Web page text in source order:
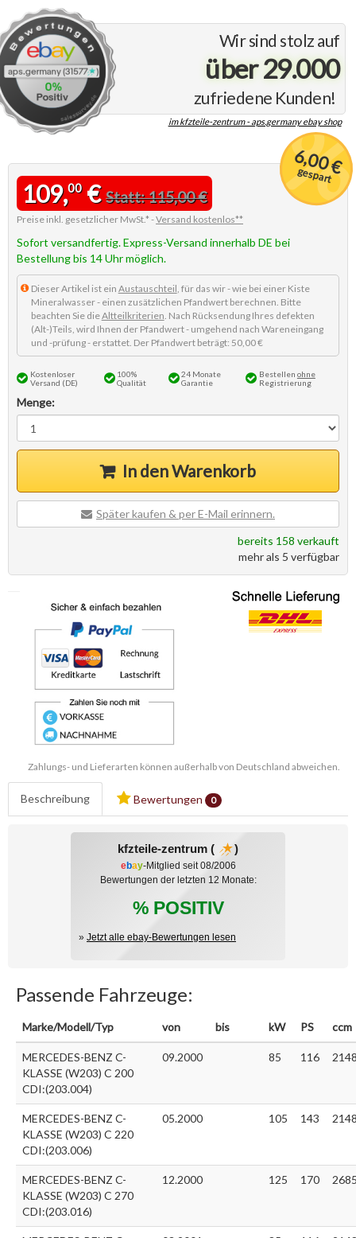
Wir sind stolz auf
über 29.000
zufriedene Kunden!
im kfzteile-zentrum - aps.germany ebay shop
6,00 €
gespart
109,00€Statt: 115,00 €
Preise inkl. gesetzlicher MwSt.* -Versand kostenlos**
Sofort versandfertig. Express-Versand innerhalb DE bei
Bestellung bis 14 Uhr möglich.
Dieser Artikel ist ein Austauschteil, für das wir - wie bei einer Kiste
Mineralwasser - einen zusätzlichen Pfandwert berechnen. Bitte
beachten Sie dieAltteilkriterien. Nach Rücksendung Ihres defekten
(Alt-)Teils, wird Ihnen der Pfandwert - umgehend nach Wareneingang
und -prüfung - erstattet. Der Pfandwert beträgt: 50,00 €
Kostenloser
Versand (DE)
100%
Qualität
24 Monate
Garantie
Bestellen ohne
Registrierung
Menge:
In den Warenkorb
Später kaufen & per E-Mail erinnern.
bereits 158 verkauft
mehr als 5 verfügbar
Zahlungs- und Lieferarten können außerhalb von Deutschland abweichen.
Beschreibung Bewertungen 0
kfzteile-zentrum ( )
ebay-Mitglied seit 08/2006
Bewertungen der letzten 12 Monate:
% POSITIV
» Jetzt alle ebay-Bewertungen lesen
Passende Fahrzeuge:
Marke/Modell/Typ von bis kW PS ccm
MERCEDES-BENZ C-
KLASSE (W203) C 200
CDI:(203.004)
09.2000 85 116
MERCEDES-BENZ C-
KLASSE (W203) C 220
CDI:(203.006)
05.2000 105 143
MERCEDES-BENZ C-
KLASSE (W203) C 270
CDI:(203.016)
12.2000 125 170